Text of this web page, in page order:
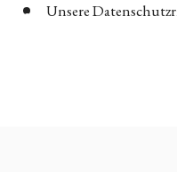
Unsere